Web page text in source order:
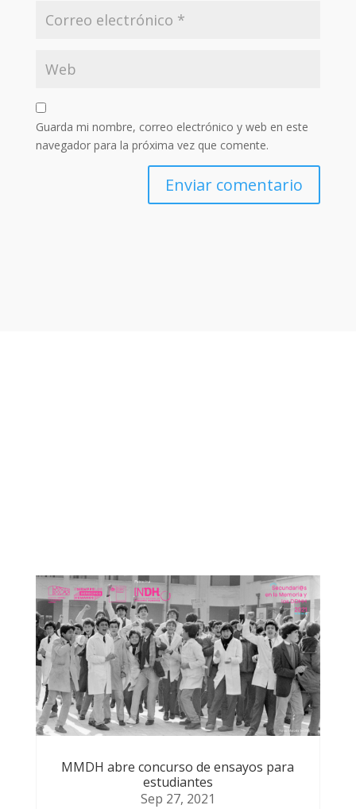
Guarda mi nombre, correo electrónico y web en este
navegador para la próxima vez que comente.
Enviar comentario
MMDH abre concurso de ensayos para
estudiantes
Sep 27, 2021